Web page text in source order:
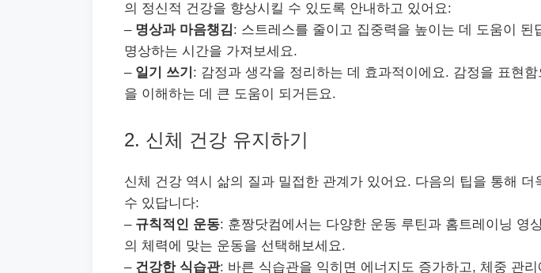
의 정신적 건강을 향상시킬 수 있도록 안내하고 있어요:
– 명상과 마음챙김: 스트레스를 줄이고 집중력을 높이는 데 도움이 된
명상하는 시간을 가져보세요.
– 일기 쓰기 : 감정과 생각을 정리하는 데 효과적이에요. 감정을 표현
을 이해하는 데 큰 도움이 되거든요.
2. 신체 건강 유지하기
신체 건강 역시 삶의 질과 밀접한 관계가 있어요. 다음의 팁을 통해 더
수 있답니다:
– 규칙적인 운동: 훈짱닷컴에서는 다양한 운동 루틴과 홈트레이닝 영
의 체력에 맞는 운동을 선택해보세요.
– 건강한 식습관: 바른 식습관을 익히면 에너지도 증가하고, 체중 관